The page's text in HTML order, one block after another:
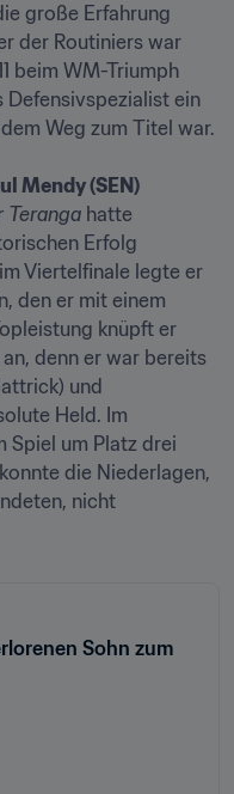
große Erfahrung
der Routiniers war
beim WM-Triumph
Defensivspezialist ein
Weg zum Titel war.
Teranga hatte
Erfolg
Viertelfinale legte er
den er mit einem
knüpft er
denn er war bereits
und
Held. Im
Spiel um Platz drei
die Niederlagen,
nicht
Sohn zum